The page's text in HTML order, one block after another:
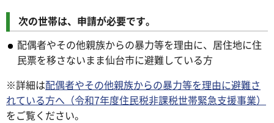
次の世帯は、申請が必要です。
配偶者やその他親族からの暴力等を理由に、居住地に住
民票を移さないまま仙台市に避難している方
※詳細は配偶者やその他親族からの暴力等を理由に避難さ
れている方へ（令和7年度住民税非課税世帯緊急支援事業）
をご覧ください。